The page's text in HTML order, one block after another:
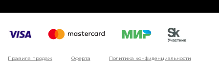
Правила продаж Оферта Политика конфиденциальности